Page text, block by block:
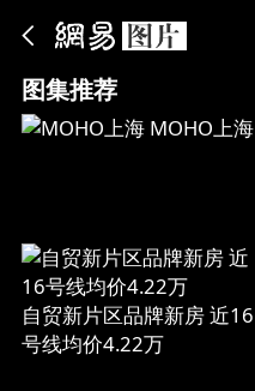
图集推荐
MOHO上海
自贸新片区品牌新房 近16
号线均价4.22万